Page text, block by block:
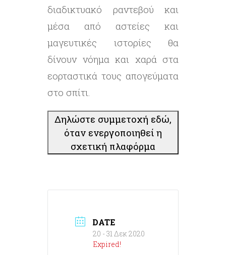
διαδικτυακό ραντεβού και
μέσα από αστείες και
μαγευτικές ιστορίες θα
δίνουν νόημα και χαρά στα
εορταστικά τους απογεύματα
στο σπίτι.
Δηλώστε συμμετοχή εδώ,
όταν ενεργοποιηθεί η
σχετική πλαφόρμα
DATE
20 - 31 Δεκ 2020
Expired!